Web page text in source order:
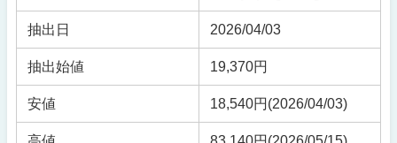
抽出日 2026/04/03
抽出始値 19,370円
安値 18,540円 (2026/04/03)
高値 83,140円 (2026/05/15)